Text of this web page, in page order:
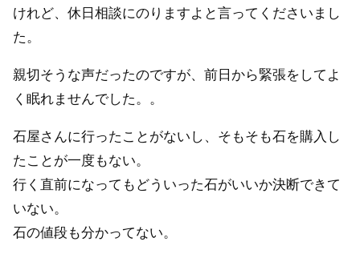
けれど、休日相談にのりますよと言ってくださいまし
た。
親切そうな声だったのですが、前日から緊張をしてよ
く眠れませんでした。。
石屋さんに行ったことがないし、そもそも石を購入し
たことが一度もない。
行く直前になってもどういった石がいいか決断できて
いない。
石の値段も分かってない。